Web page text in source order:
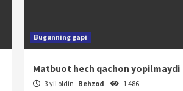
Bugunning gapi
Matbuot hech qachon yopilmaydi
3 yil oldin Behzod 1 486